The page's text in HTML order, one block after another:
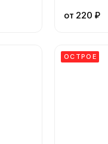
от 220 ₽
ОСТРОЕ